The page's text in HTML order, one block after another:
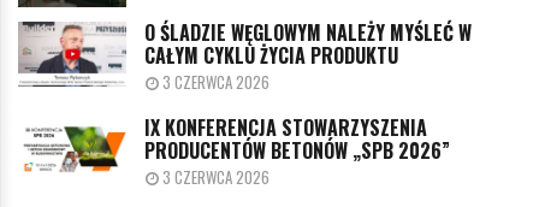
O ŚLADZIE WĘGLOWYM NALEŻY MYŚLEĆ W
CAŁYM CYKLU ŻYCIA PRODUKTU
3 CZERWCA 2026
IX KONFERENCJA STOWARZYSZENIA
PRODUCENTÓW BETONÓW „SPB 2026”
3 CZERWCA 2026